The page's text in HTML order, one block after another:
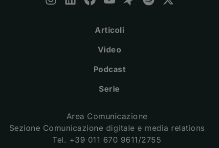
Articoli
Video
Podcast
Serie
Area Comunicazione
Sezione Comunicazione digitale e media relations
Tel. +39 011 670 9611/2755